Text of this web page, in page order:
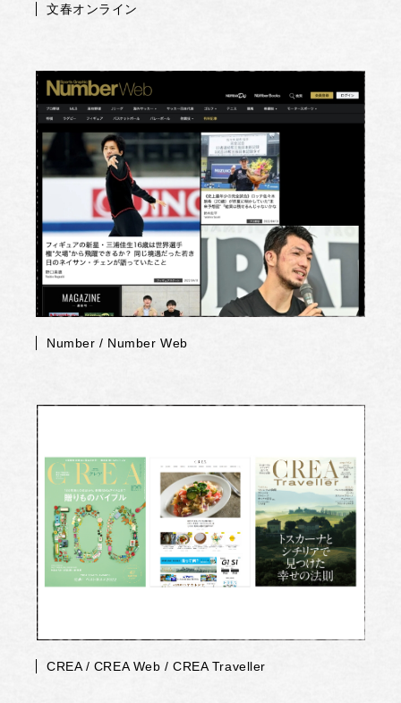
文春オンライン
Number / Number Web
CREA / CREA Web / CREA Traveller